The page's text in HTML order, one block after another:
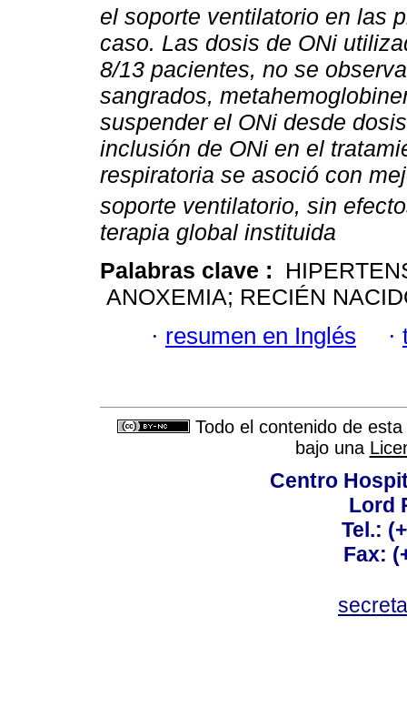
el soporte ventilatorio en las
caso. Las dosis de ONi
8/13 pacientes, no se
sangrados,
suspender el ONi desde
inclusión de ONi en el
respiratoria se asoció con
soporte ventilatorio, sin
terapia global instituida
Palabras clave :
ANOXEMIA; RECIÉN
· resumen en Inglés ·
Todo el contenido de
bajo una
Centro
Lord
Tel.:
Fax: